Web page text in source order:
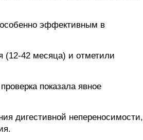
эффективным в
(12-42 месяца) и отметили
показала явное
дигестивной непереносимости,